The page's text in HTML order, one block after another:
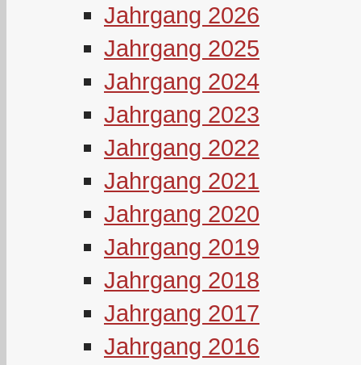
Jahrgang 2026
Jahrgang 2025
Jahrgang 2024
Jahrgang 2023
Jahrgang 2022
Jahrgang 2021
Jahrgang 2020
Jahrgang 2019
Jahrgang 2018
Jahrgang 2017
Jahrgang 2016